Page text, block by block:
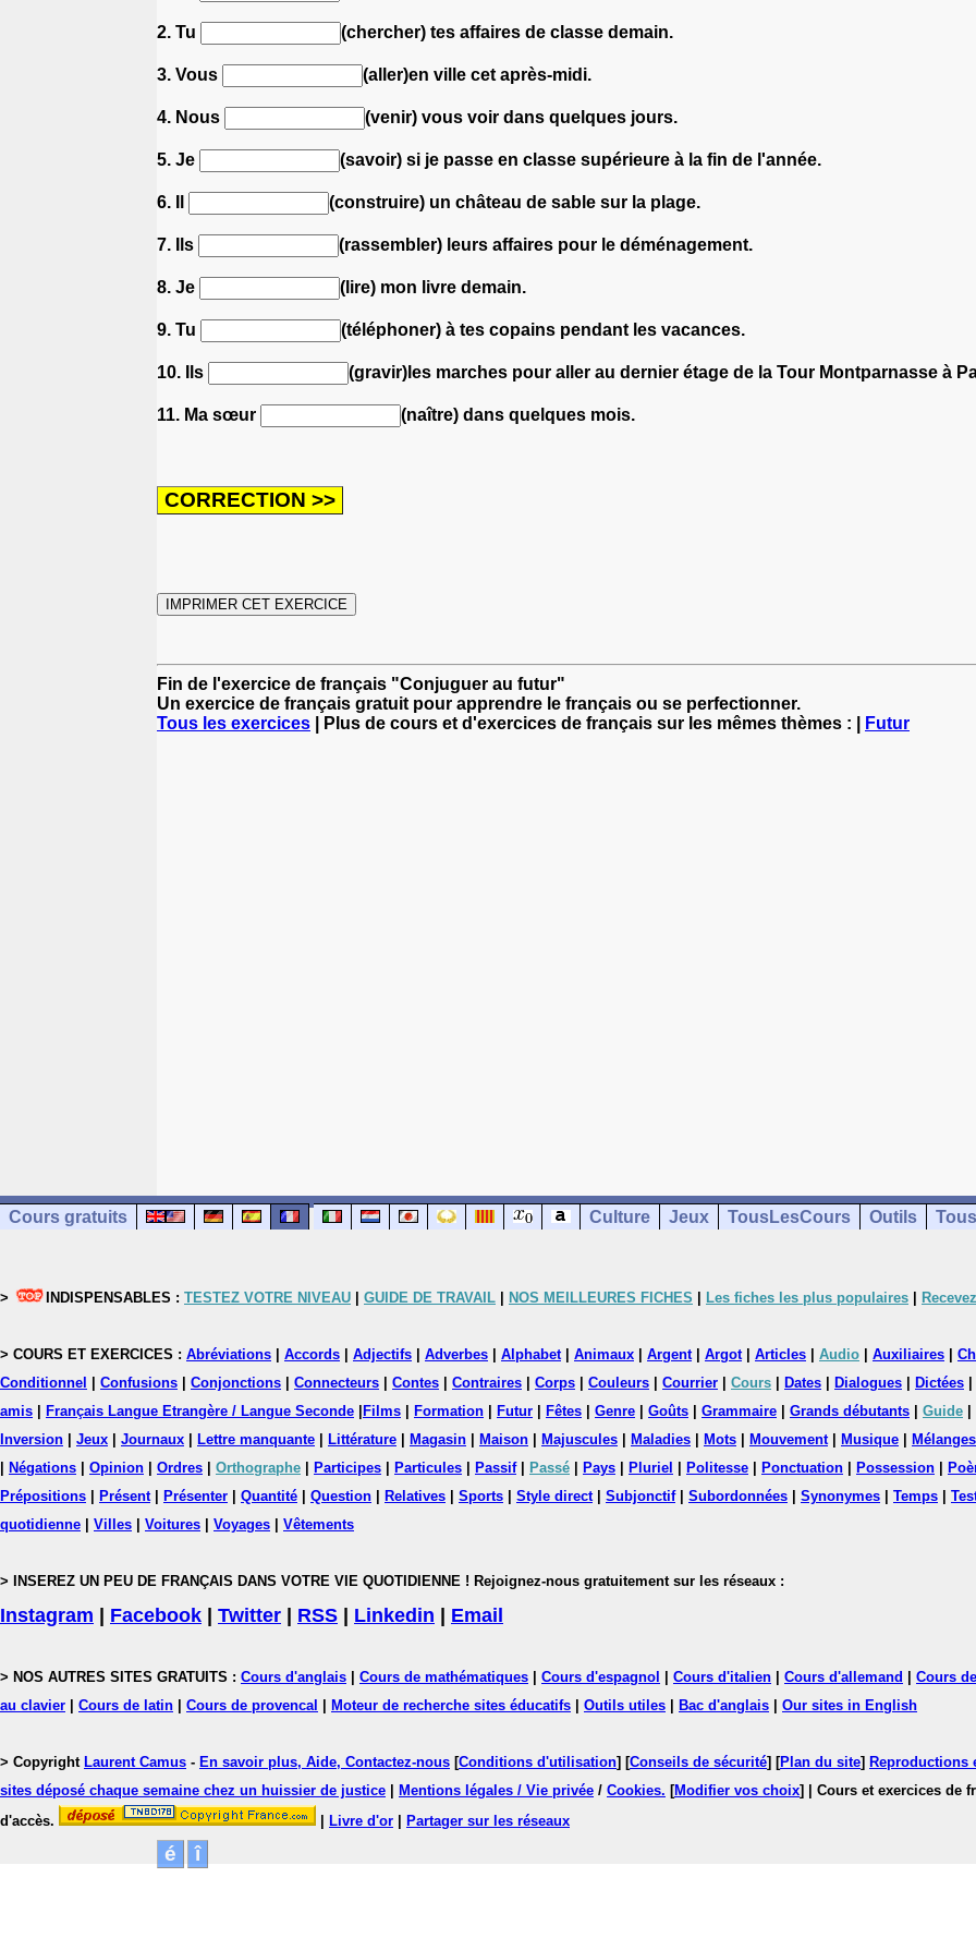
2. Tu (chercher) tes affaires de classe demain.
3. Vous (aller)en ville cet après-midi.
4. Nous (venir) vous voir dans quelques jours.
5. Je (savoir) si je passe en classe supérieure à la fin de l'année.
6. Il (construire) un château de sable sur la plage.
7. Ils (rassembler) leurs affaires pour le déménagement.
8. Je (lire) mon livre demain.
9. Tu (téléphoner) à tes copains pendant les vacances.
10. Ils (gravir)les marches pour aller au dernier étage de la Tour Montparnasse à
11. Ma sœur (naître) dans quelques mois.
Fin de l'exercice de français "Conjuguer au futur"
Un exercice de français gratuit pour apprendre le français ou se perfectionner.
Tous les exercices | Plus de cours et d'exercices de français sur les mêmes thèmes : | Futur
Cours gratuits Culture Jeux TousLesCours Outils
> INDISPENSABLES : TESTEZ VOTRE NIVEAU GUIDE DE TRAVAIL NOS MEILLEURES FICHES Les fiches les plus populaires
> COURS ET EXERCICES : Abréviations Accords Adjectifs Adverbes Alphabet| Animaux Argent| Argot| Articles Audio Auxiliaires
Conditionnel
Confusions Conjonctions Connecteurs Contes Contraires Corps Couleurs Courrier Cours Dates Dialogues Dictées
amis
Français Langue Etrangère / Langue Seconde Films Formation Futur Fêtes Genre Goûts Grammaire Grands débutants Guide
Inversion
Jeux Journaux Lettre manquante Littérature Magasin Maison Majuscules Maladies Mots Mouvement| Musique
Mélanges
Négations Opinion Ordres Orthographe Participes Particules Passif| Passé Pays Pluriel Politesse Ponctuation Possession
Prépositions
Présent| Présenter Quantité Question Relatives Sports Style direct| Subjonctif| Subordonnées Synonymes Temps
quotidienne
Villes Voitures Voyages Vêtements
> INSEREZ UN PEU DE FRANÇAIS DANS VOTRE VIE QUOTIDIENNE ! Rejoignez-nous gratuitement sur les réseaux :
Instagram Facebook Twitter RSS Linkedin Email
> NOS AUTRES SITES GRATUITS : Cours d'anglais Cours de mathématiques Cours d'espagnol Cours d'italien Cours d'allemand
Cours
au clavier
Cours de latin Cours de provencal Moteur de recherche sites éducatifs Outils utiles Bac d'anglais Our sites in English
> Copyright Laurent Camus - En savoir plus, Aide, Contactez-nous [Conditions d'utilisation] [Conseils de sécurité] [Plan du site]
sites déposé chaque semaine chez un huissier de justice
Mentions légales / Vie privée / Cookies. [Modifier vos choix]
| Cours et exercices
d'accès.
Livre d'or Partager sur les réseaux